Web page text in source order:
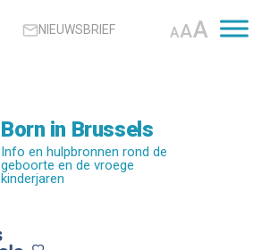
NIEUWSBRIEF AAA
Born in Brussels
Info en hulpbronnen rond de
geboorte en de vroege
kinderjaren